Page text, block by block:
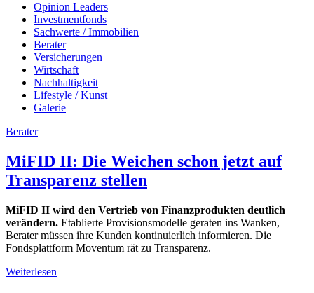
Opinion Leaders
Investmentfonds
Sachwerte / Immobilien
Berater
Versicherungen
Wirtschaft
Nachhaltigkeit
Lifestyle / Kunst
Galerie
Berater
MiFID II: Die Weichen schon jetzt auf
Transparenz stellen
MiFID II wird den Vertrieb von Finanzprodukten deutlich
verändern. Etablierte Provisionsmodelle geraten ins Wanken,
Berater müssen ihre Kunden kontinuierlich informieren. Die
Fondsplattform Moventum rät zu Transparenz.
Weiterlesen